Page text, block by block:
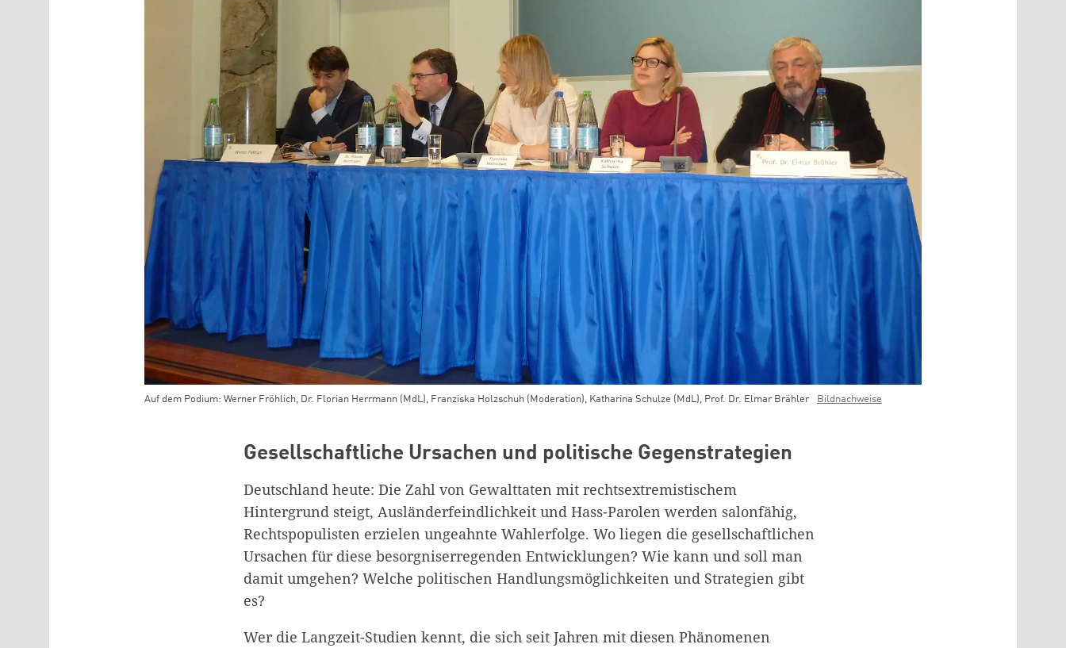
Auf dem Podium: Werner Fröhlich, Dr. Florian Herrmann (MdL), Franziska Holzschuh (Moderation), Katharina Schulze (MdL), Prof. Dr. Elmar Brähler Bildnachweise
Gesellschaftliche Ursachen und politische Gegenstrategien
Deutschland heute: Die Zahl von Gewalttaten mit rechtsextremistischem
Hintergrund steigt, Ausländerfeindlichkeit und Hass-Parolen werden salonfähig,
Rechtspopulisten erzielen ungeahnte Wahlerfolge. Wo liegen die gesellschaftlichen
Ursachen für diese besorgniserregenden Entwicklungen? Wie kann und soll man
damit umgehen? Welche politischen Handlungsmöglichkeiten und Strategien gibt
es?
Wer die Langzeit-Studien kennt, die sich seit Jahren mit diesen Phänomenen